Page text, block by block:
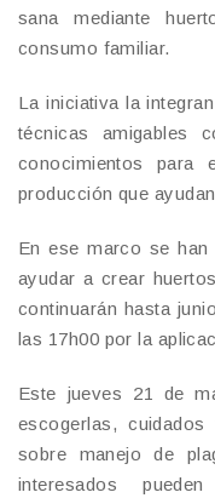
sana mediante
consumo familiar.
La iniciativa la
técnicas amigables
conocimientos para
producción que
En ese marco se han
ayudar a crear
continuarán hasta
las 17h00 por la
Este jueves 21 de
escogerlas,
sobre manejo de
interesados